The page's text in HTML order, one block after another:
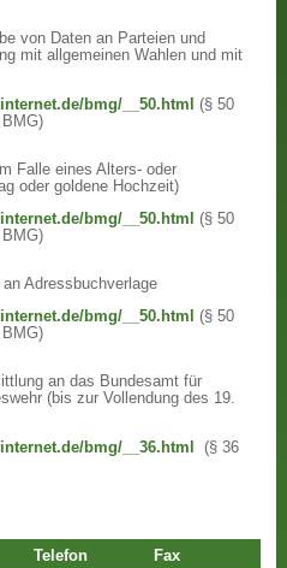
von Daten an Parteien und
mit allgemeinen Wahlen und mit
bmg/__50.html
(§ 50
BMG)
Falle eines Alters- oder
oder goldene Hochzeit)
bmg/__50.html
(§ 50
BMG)
Adressbuchverlage
bmg/__50.html
(§ 50
BMG)
an das Bundesamt für
(bis zur Vollendung des 19.
bmg/__36.html
(§ 36
Telefon Fax